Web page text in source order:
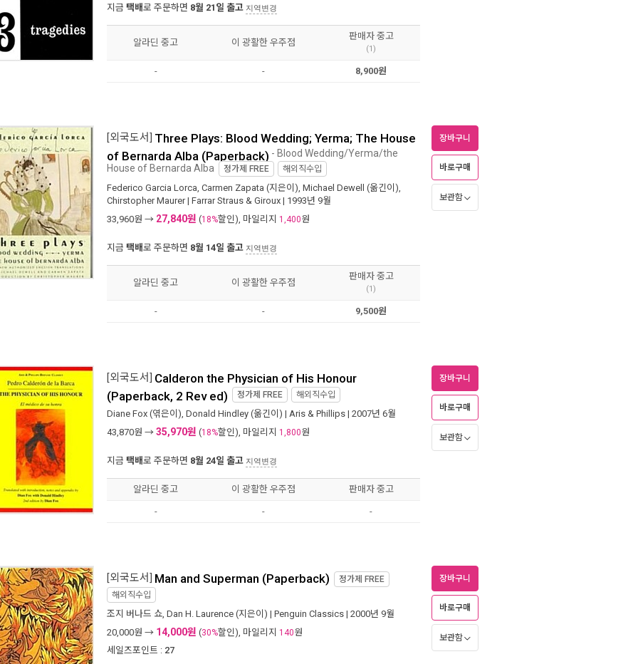
지금 택배로 주문하면 8월 21일 출고 지역변경
알라딘 중고 이 광활한 우주점
판매자 중고
(1)
- - 8,900원
[외국도서] Three Plays: Blood Wedding; Yerma; The House
of Bernarda Alba (Paperback) - Blood Wedding/Yerma/the
House of Bernarda Alba 정가제 FREE 해외직수입
Federico Garcia Lorca Carmen Zapata (지은이), Michael Dewell (옮긴이),
Chirstopher Maurer| Farrar Straus & Giroux | 1993년 9월
33,960원 → 27,840원 (18%할인), 마일리지 1,400원
지금 택배로 주문하면 8월 14일 출고 지역변경
장바구니
바로구매
보관함
알라딘 중고 이 광활한 우주점
판매자 중고
(1)
- - 9,500원
[외국도서] Calderon the Physician of His Honour
(Paperback, 2 Rev ed) 정가제 FREE 해외직수입
Diane Fox (엮은이), Donald Hindley (옮긴이) | Aris & Phillips | 2007년 6월
43,870원 → 35,970원 (18%할인), 마일리지 1,800원
지금 택배로 주문하면 8월 24일 출고 지역변경
장바구니
바로구매
보관함
알라딘 중고 이 광활한 우주점 판매자 중고
- - -
[외국도서] Man and Superman (Paperback) 정가제 FREE
해외직수입
조지 버나드 쇼, Dan H. Laurence (지은이) | Penguin Classics | 2000년 9월
20,000원 → 14,000원 (30%할인), 마일리지 140원
세일즈포인트 : 27
장바구니
바로구매
보관함